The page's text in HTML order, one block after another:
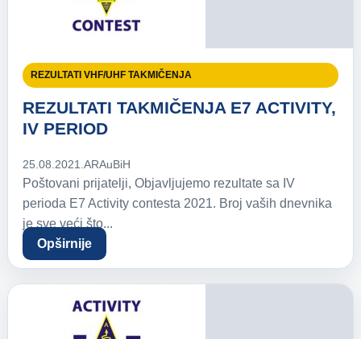
REZULTATI VHF/UHF TAKMIČENJA
REZULTATI TAKMIČENJA E7 ACTIVITY,
IV PERIOD
25.08.2021.ARAuBiH
Poštovani prijatelji, Objavljujemo rezultate sa IV
perioda E7 Activity contesta 2021. Broj vaših dnevnika
je sve veći što...
Opširnije